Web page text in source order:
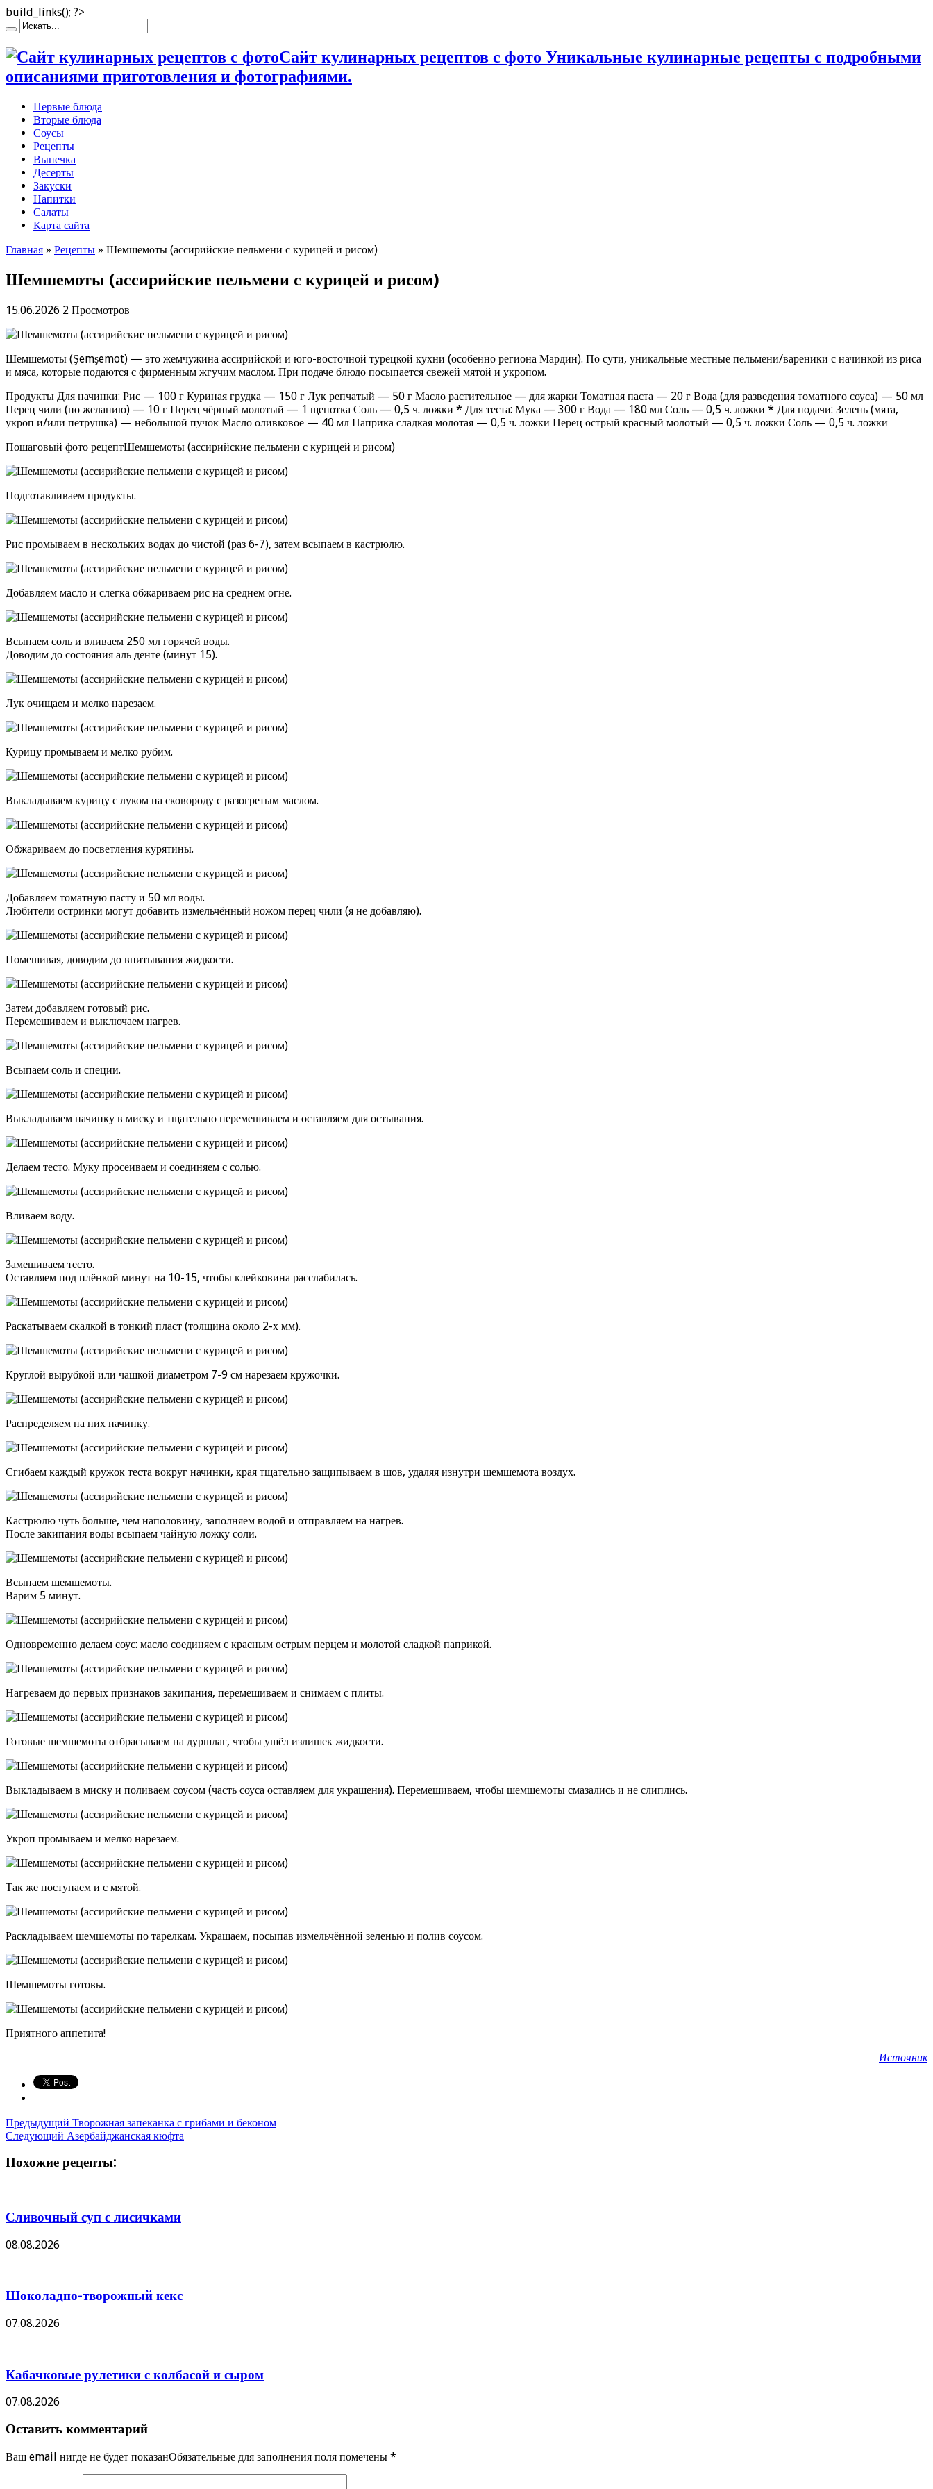
build_links(); ?>
Сайт кулинарных рецептов с фото Уникальные кулинарные рецепты с подробными
описаниями приготовления и фотографиями.
Первые блюда
Вторые блюда
Соусы
Рецепты
Выпечка
Десерты
Закуски
Напитки
Салаты
Карта сайта
Главная » Рецепты » Шемшемоты (ассирийские пельмени с курицей и рисом)
Шемшемоты (ассирийские пельмени с курицей и рисом)
15.06.2026 2 Просмотров
Шемшемоты (Şemşemot) — это жемчужина ассирийской и юго-восточной турецкой кухни (особенно региона Мардин). По сути, уникальные местные пельмени/вареники с начинкой из риса
и мяса, которые подаются с фирменным жгучим маслом. При подаче блюдо посыпается свежей мятой и укропом.
Продукты Для начинки: Рис — 100 г Куриная грудка — 150 г Лук репчатый — 50 г Масло растительное — для жарки Томатная паста — 20 г Вода (для разведения томатного соуса) — 50 мл
Перец чили (по желанию) — 10 г Перец чёрный молотый — 1 щепотка Соль — 0,5 ч. ложки * Для теста: Мука — 300 г Вода — 180 мл Соль — 0,5 ч. ложки * Для подачи: Зелень (мята,
укроп и/или петрушка) — небольшой пучок Масло оливковое — 40 мл Паприка сладкая молотая — 0,5 ч. ложки Перец острый красный молотый — 0,5 ч. ложки Соль — 0,5 ч. ложки
Пошаговый фото рецептШемшемоты (ассирийские пельмени с курицей и рисом)
Подготавливаем продукты.
Рис промываем в нескольких водах до чистой (раз 6-7), затем всыпаем в кастрюлю.
Добавляем масло и слегка обжариваем рис на среднем огне.
Всыпаем соль и вливаем 250 мл горячей воды.
Доводим до состояния аль денте (минут 15).
Лук очищаем и мелко нарезаем.
Курицу промываем и мелко рубим.
Выкладываем курицу с луком на сковороду с разогретым маслом.
Обжариваем до посветления курятины.
Добавляем томатную пасту и 50 мл воды.
Любители остринки могут добавить измельчённый ножом перец чили (я не добавляю).
Помешивая, доводим до впитывания жидкости.
Затем добавляем готовый рис.
Перемешиваем и выключаем нагрев.
Всыпаем соль и специи.
Выкладываем начинку в миску и тщательно перемешиваем и оставляем для остывания.
Делаем тесто. Муку просеиваем и соединяем с солью.
Вливаем воду.
Замешиваем тесто.
Оставляем под плёнкой минут на 10-15, чтобы клейковина расслабилась.
Раскатываем скалкой в тонкий пласт (толщина около 2-х мм).
Круглой вырубкой или чашкой диаметром 7-9 см нарезаем кружочки.
Распределяем на них начинку.
Сгибаем каждый кружок теста вокруг начинки, края тщательно защипываем в шов, удаляя изнутри шемшемота воздух.
Кастрюлю чуть больше, чем наполовину, заполняем водой и отправляем на нагрев.
После закипания воды всыпаем чайную ложку соли.
Всыпаем шемшемоты.
Варим 5 минут.
Одновременно делаем соус: масло соединяем с красным острым перцем и молотой сладкой паприкой.
Нагреваем до первых признаков закипания, перемешиваем и снимаем с плиты.
Готовые шемшемоты отбрасываем на дуршлаг, чтобы ушёл излишек жидкости.
Выкладываем в миску и поливаем соусом (часть соуса оставляем для украшения). Перемешиваем, чтобы шемшемоты смазались и не слиплись.
Укроп промываем и мелко нарезаем.
Так же поступаем и с мятой.
Раскладываем шемшемоты по тарелкам. Украшаем, посыпав измельчённой зеленью и полив соусом.
Шемшемоты готовы.
Приятного аппетита!
Источник
Предыдущий Творожная запеканка с грибами и беконом
Следующий Азербайджанская кюфта
Похожие рецепты:
Сливочный суп с лисичками
08.08.2026
Шоколадно-творожный кекс
07.08.2026
Кабачковые рулетики с колбасой и сыром
07.08.2026
Оставить комментарий
Ваш email нигде не будет показанОбязательные для заполнения поля помечены *